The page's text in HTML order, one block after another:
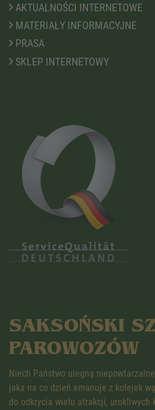
AKTUALNOŚCI INTERNETOWE
MATERIAŁY INFORMACYJNE
PRASA
SKLEP INTERNETOWY
SAKSOŃSKI
PAROWOZÓW
Niech Państwo ulegną
jaka na co dzień emanuje z kolejek
do odkrycia wielu atrakcji, urokliwych